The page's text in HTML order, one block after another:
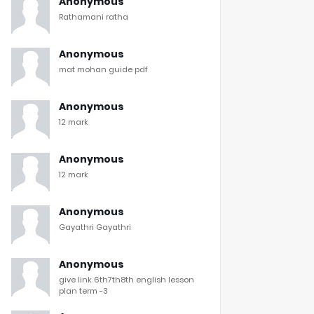
Rathamani ratha
Anonymous
mat mohan guide pdf
Anonymous
12 mark
Anonymous
12 mark
Anonymous
Gayathri Gayathri
Anonymous
give link 6th7th8th english lesson
plan term -3